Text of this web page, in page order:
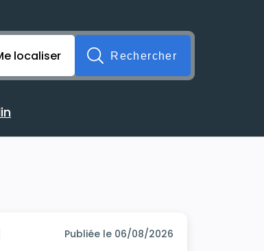
soumission du formulaire. Vous
localiser
Rechercher
profil Linkedin
Publiée le 06/08/2026